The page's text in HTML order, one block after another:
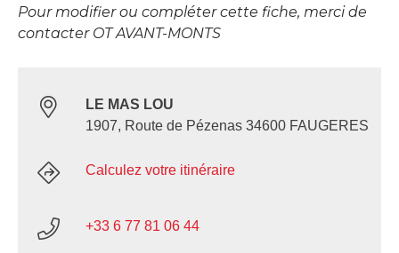
Pour modifier ou compléter cette fiche, merci de
contacter OT AVANT-MONTS
LE MAS LOU
1907, Route de Pézenas 34600 FAUGERES
Calculez votre itinéraire
+33 6 77 81 06 44